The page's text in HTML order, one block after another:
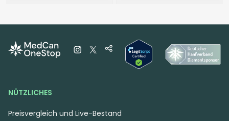
Demecan MC Regular
Royal Cake
4,2(11)
Cannabis flos 20/1 CZE
MAC 1
4(1)
THC:20,4
NÜTZLICHES
Preisvergleich und Live-Bestand